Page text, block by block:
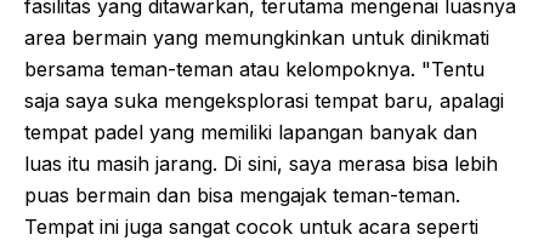
fasilitas yang ditawarkan, terutama mengenai luasnya
area bermain yang memungkinkan untuk dinikmati
bersama teman-teman atau kelompoknya. "Tentu
saja saya suka mengeksplorasi tempat baru, apalagi
tempat padel yang memiliki lapangan banyak dan
luas itu masih jarang. Di sini, saya merasa bisa lebih
puas bermain dan bisa mengajak teman-teman.
Tempat ini juga sangat cocok untuk acara seperti